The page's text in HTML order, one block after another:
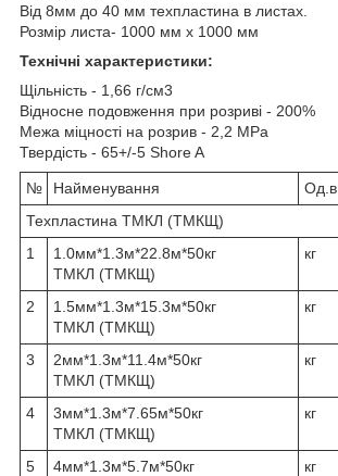
Від 8мм до 40 мм техпластина в листах.
Розмір листа- 1000 мм х 1000 мм
Технічні характеристики:
Щільність - 1,66 г/см3
Відносне подовження при розриві - 200%
Межа міцності на розрив - 2,2 MPa
Твердість - 65+/-5 Shore A
№ Найменування Од.в.
Техпластина ТМКЛ (ТМКЩ)
1
1.0мм*1.3м*22.8м*50кг
ТМКЛ (ТМКЩ)
кг
2
1.5мм*1.3м*15.3м*50кг
ТМКЛ (ТМКЩ)
кг
3
2мм*1.3м*11.4м*50кг
ТМКЛ (ТМКЩ)
кг
4
3мм*1.3м*7.65м*50кг
ТМКЛ (ТМКЩ)
кг
5
4мм*1.3м*5.7м*50кг
кг